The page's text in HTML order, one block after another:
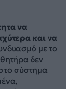
να
και να
με το
δεν
σύστημα